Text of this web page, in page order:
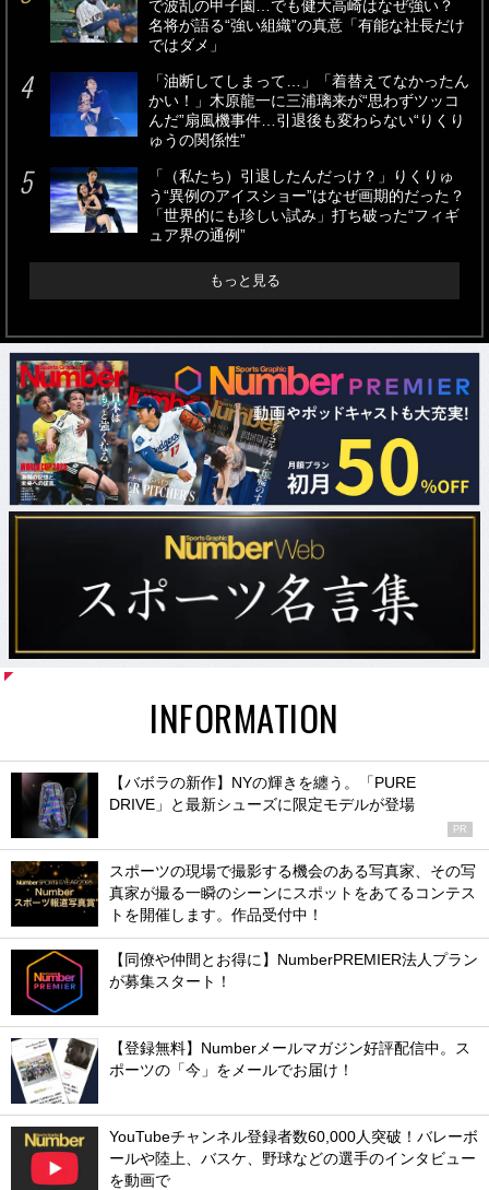
で波乱の甲子園…でも健大高崎はなぜ強い？
名将が語る“強い組織”の真意「有能な社長だけ
ではダメ」
「油断してしまって…」「着替えてなかったん
かい！」木原龍一に三浦璃来が“思わずツッコ
んだ”扇風機事件…引退後も変わらない“りくり
ゅうの関係性”
「（私たち）引退したんだっけ？」りくりゅ
う“異例のアイスショー”はなぜ画期的だった？
「世界的にも珍しい試み」打ち破った“フィギ
ュア界の通例”
もっと見る
INFORMATION
【バボラの新作】NYの輝きを纏う。「PURE
DRIVE」と最新シューズに限定モデルが登場
PR
スポーツの現場で撮影する機会のある写真家、その写
真家が撮る一瞬のシーンにスポットをあてるコンテス
トを開催します。作品受付中！
【同僚や仲間とお得に】NumberPREMIER法人プラン
が募集スタート！
【登録無料】Numberメールマガジン好評配信中。ス
ポーツの「今」をメールでお届け！
YouTubeチャンネル登録者数60,000人突破！バレーボ
ールや陸上、バスケ、野球などの選手のインタビュー
を動画で